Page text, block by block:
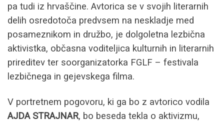
pa tudi iz hrvaščine. Avtorica se v svojih literarnih
delih osredotoča predvsem na neskladje med
posameznikom in družbo, je dolgoletna lezbična
aktivistka, občasna voditeljica kulturnih in literarnih
prireditev ter soorganizatorka FGLF – festivala
lezbičnega in gejevskega filma.
V portretnem pogovoru, ki ga bo z avtorico vodila
AJDA STRAJNAR, bo beseda tekla o aktivizmu,